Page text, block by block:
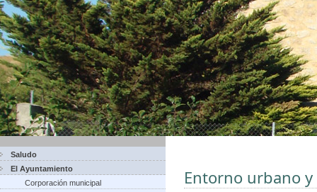
Saludo
El Ayuntamiento
Corporación municipal
Entorno urbano